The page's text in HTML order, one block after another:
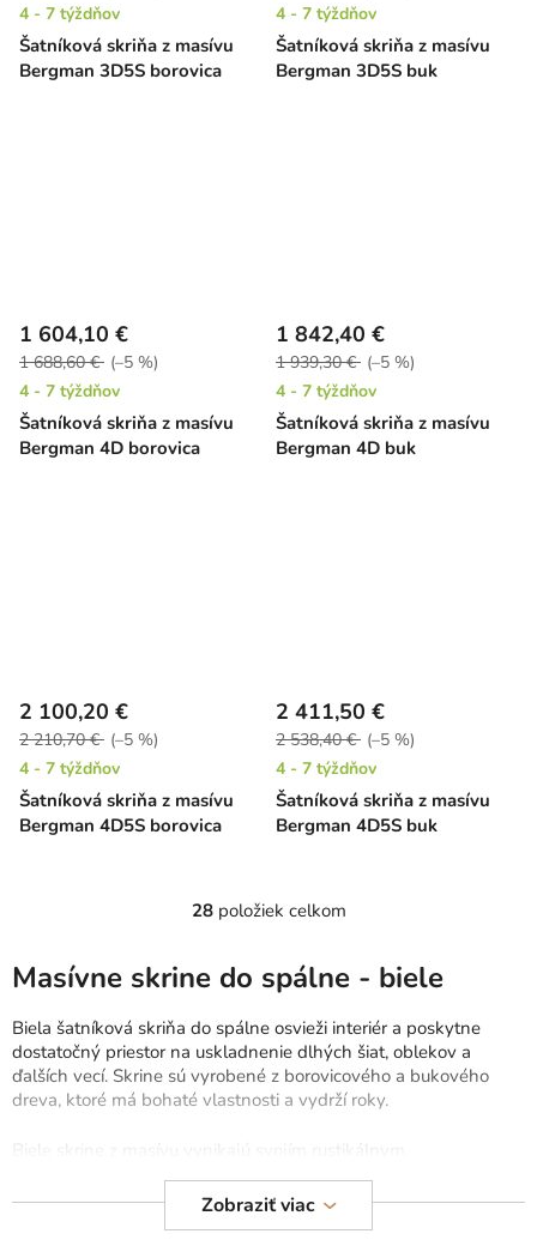
Šatníková skriňa z masívu
Bergman 3D5S borovica
4 - 7 týždňov
Šatníková skriňa z masívu
Bergman 3D5S buk
4 - 7 týždňov
Šatníková skriňa z masívu
Bergman 4D borovica
1 604,10 €
1 688,60 € (–5 %)
4 - 7 týždňov
Šatníková skriňa z masívu
Bergman 4D buk
1 842,40 €
1 939,30 € (–5 %)
4 - 7 týždňov
Šatníková skriňa z masívu
Bergman 4D5S borovica
2 100,20 €
2 210,70 € (–5 %)
4 - 7 týždňov
Šatníková skriňa z masívu
Bergman 4D5S buk
2 411,50 €
2 538,40 € (–5 %)
4 - 7 týždňov
O
l
á
d
a
c
i
r
v
k
28položiek celkom
Masívne skrine do spálne - biele
Biela šatníková skriňa do spálne osvieži interiér a poskytne
dostatočný priestor na uskladnenie dlhých šiat, oblekov a
ďalších vecí. Skrine sú vyrobené z borovicového a bukového
dreva, ktoré má bohaté vlastnosti a vydrží roky.
Biele skrine z masívu vynikajú svojím rustikálnym,
škandinávskym a provensálskym dizajnom. Skrine disponujú
tyčami na zavesenie šatstva, policami ba dokonca veľkým
Zobraziť viac